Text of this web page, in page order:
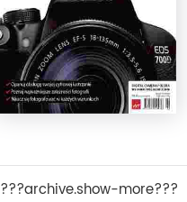
???archive.show-more???